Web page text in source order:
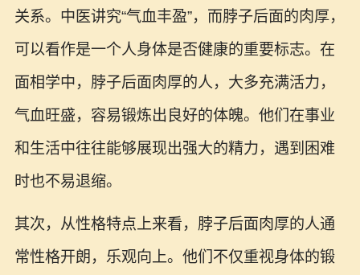
关系。中医讲究“气血丰盈”，而脖子后面的肉厚，
可以看作是一个人身体是否健康的重要标志。在
面相学中，脖子后面肉厚的人，大多充满活力，
气血旺盛，容易锻炼出良好的体魄。他们在事业
和生活中往往能够展现出强大的精力，遇到困难
时也不易退缩。
其次，从性格特点上来看，脖子后面肉厚的人通
常性格开朗，乐观向上。他们不仅重视身体的锻